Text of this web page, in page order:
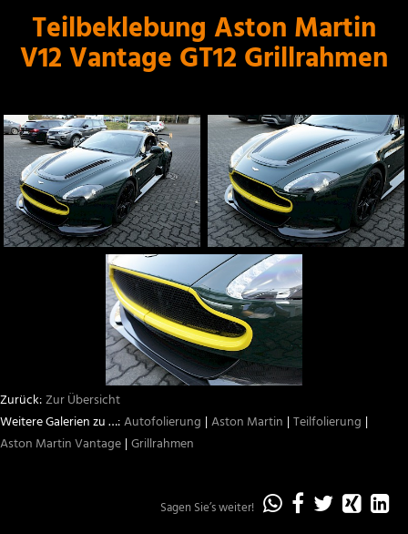
Lackschutzfolie
Teilfolierung
Porsche
Aston Martin
weitere Marken
Fahrzeugbeschriftungen
Beschriftungen und Schilder
Sichtschutz
Sonnenschutz
Team
Infrastruktur
Teilbeklebung Aston Martin
V12 Vantage GT12 Grillrahmen
Zur Übersicht
Autofolierung Aston Martin Teilfolierung
Aston Martin Vantage Grillrahmen
Sagen Sie’s weiter!